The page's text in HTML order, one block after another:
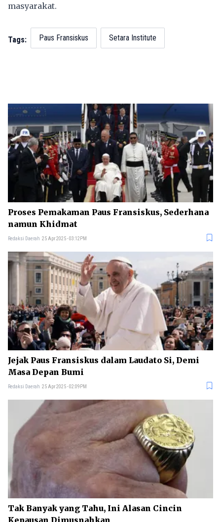
masyarakat.
Tags: Paus Fransiskus Setara Institute
Proses Pemakaman Paus Fransiskus, Sederhana
namun Khidmat
Redaksi Daerah 25 Apr 2025 - 03:12PM
Jejak Paus Fransiskus dalam Laudato Si, Demi
Masa Depan Bumi
Redaksi Daerah 25 Apr 2025 - 02:09PM
Tak Banyak yang Tahu, Ini Alasan Cincin